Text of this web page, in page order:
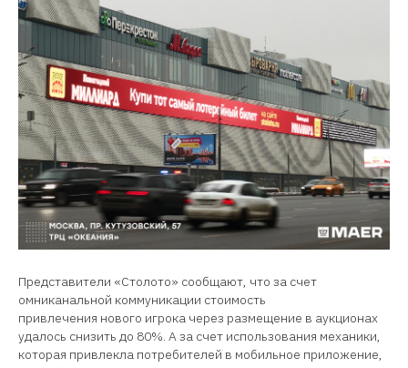
Представители «Столото» сообщают, что за счет
омниканальной коммуникации стоимость
привлечения нового игрока через размещение в аукционах
удалось снизить до 80%. А за счет использования механики,
которая привлекла потребителей в мобильное приложение,